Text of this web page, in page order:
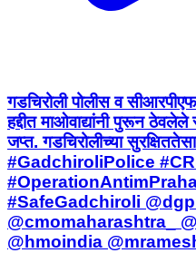
गडचिरोली पोलीस व
हद्दीत माओवाद्यांनी पुरून
जप्त. गडचिरोलीच्या
#GadchiroliPolice
#SafeGadchiroli
@cmomaharashtra_
@hmoindia